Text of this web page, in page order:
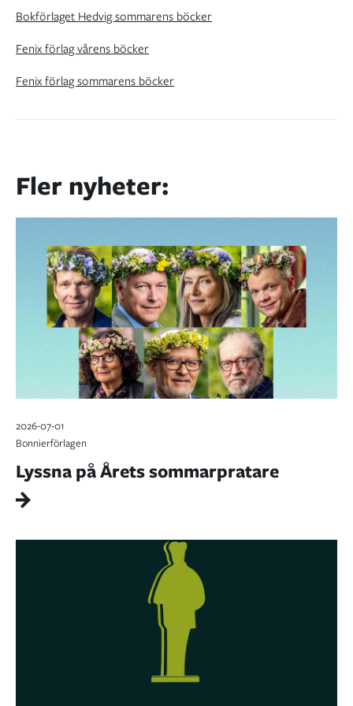
Bokförlaget Hedvig sommarens böcker
Fenix förlag vårens böcker
Fenix förlag sommarens böcker
Fler nyheter:
2026-07-01
Bonnierförlagen
Lyssna på Årets sommarpratare